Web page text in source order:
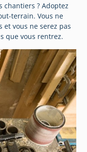
chantiers ? Adoptez
terrain. Vous ne
et vous ne serez pas
que vous rentrez.